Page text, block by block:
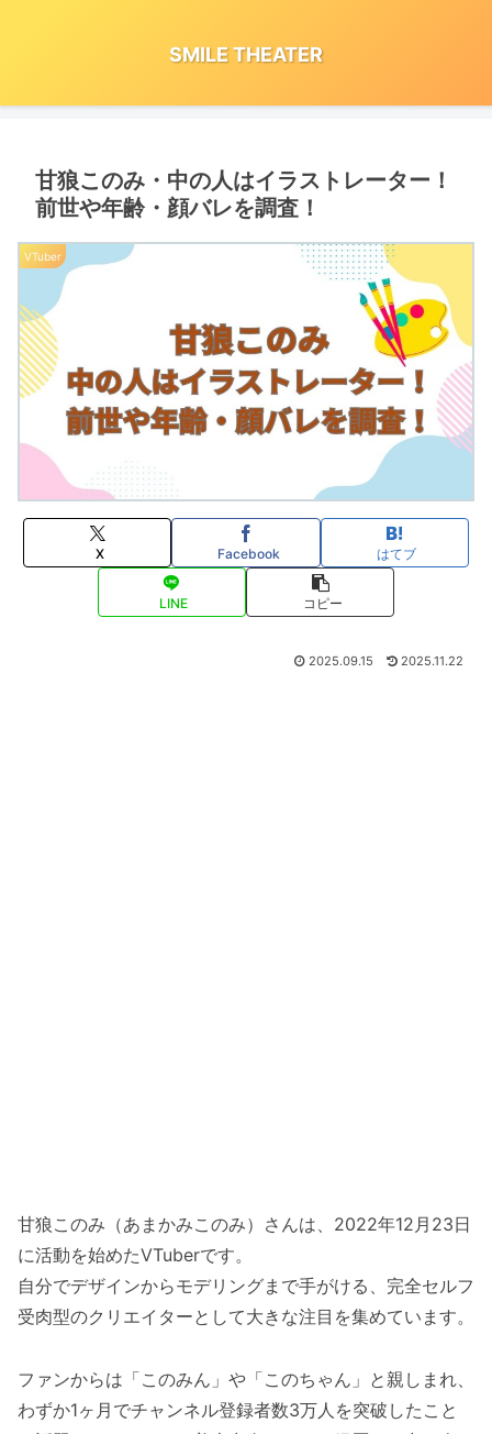
SMILE THEATER
甘狼このみ・中の人はイラストレーター！
前世や年齢・顔バレを調査！
VTuber
X Facebook はてブ
LINE コピー
2025.09.15 2025.11.22
甘狼このみ（あまかみこのみ）さんは、2022年12月23日
に活動を始めたVTuberです。
自分でデザインからモデリングまで手がける、完全セルフ
受肉型のクリエイターとして大きな注目を集めています。
ファンからは「このみん」や「このちゃん」と親しまれ、
わずか1ヶ月でチャンネル登録者数3万人を突破したこと